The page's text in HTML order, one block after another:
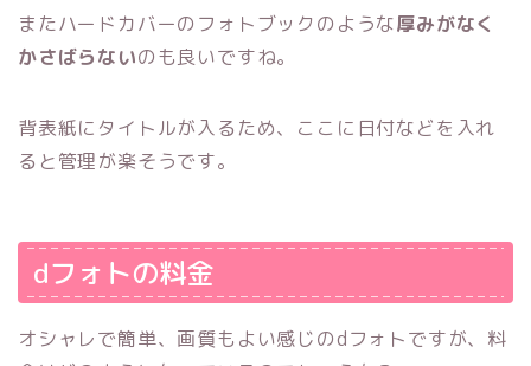
またハードカバーのフォトブックのような厚みがなく
かさばらないのも良いですね。
背表紙にタイトルが入るため、ここに日付などを入れ
ると管理が楽そうです。
dフォトの料金
オシャレで簡単、画質もよい感じのdフォトですが、料